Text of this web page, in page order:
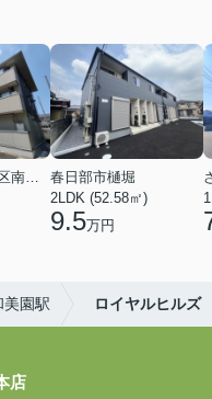
春日部市樋堀
2LDK (52.58㎡)
9.5万円
美園駅 ロイヤルヒルズ
店